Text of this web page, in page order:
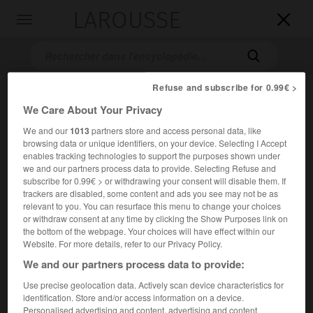


Accueil>Encyclopédie [peinture] >Andrea Sabatini dit Andrea da
Salerno
AndreaSabatini,ditAndrea da
Salerno
Cet article est extrait de l'ouvrage Larousse « Dictionnaire
de la peinture ».
Refuse and subscribe for 0.99€ >
We Care About Your Privacy
We and our1013partners store and access personal data, like
browsing data or unique identifiers, on your device. Selecting I Accept
enables tracking technologies to support the purposes shown under
we and our partners process data to provide. Selecting Refuse and
subscribe for 0.99€ > or withdrawing your consent will disable them. If
trackers are disabled, some content and ads you see may not be as
relevant to you. You can resurface this menu to change your choices
or withdraw consent at any time by clicking the Show Purposes link on
the bottom of the webpage. Your choices will have effect within our
Website. For more details, refer to our Privacy Policy.
We and our partners process data to provide:
Use precise geolocation data. Actively scan device characteristics for
identification. Store and/or access information on a device.
Personalised advertising and content, advertising and content